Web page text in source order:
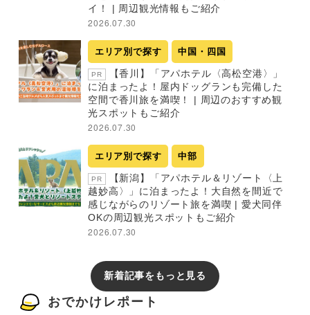
イ！ | 周辺観光情報もご紹介
2026.07.30
エリア別で探す 中国・四国
PR
【香川】「アパホテル〈高松空港〉」
に泊まったよ！屋内ドッグランも完備した
空間で香川旅を満喫！ | 周辺のおすすめ観
光スポットもご紹介
2026.07.30
エリア別で探す 中部
PR
【新潟】「アパホテル＆リゾート〈上
越妙高〉」に泊まったよ！大自然を間近で
感じながらのリゾート旅を満喫 | 愛犬同伴
OKの周辺観光スポットもご紹介
2026.07.30
新着記事をもっと見る
おでかけレポート